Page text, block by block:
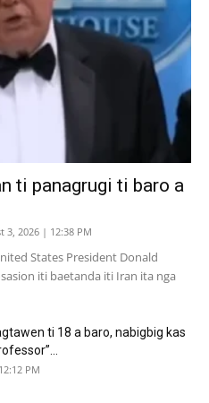
ti panagrugi ti baro a
3, 2026 | 12:38 PM
States President Donald
iti baetanda iti Iran ita nga
ti 18 a baro, nabigbig kas
PM